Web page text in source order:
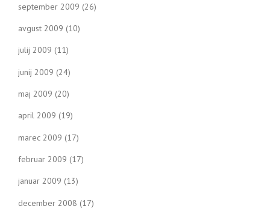
september 2009 (26)
avgust 2009 (10)
julij 2009 (11)
junij 2009 (24)
maj 2009 (20)
april 2009 (19)
marec 2009 (17)
februar 2009 (17)
januar 2009 (13)
december 2008 (17)